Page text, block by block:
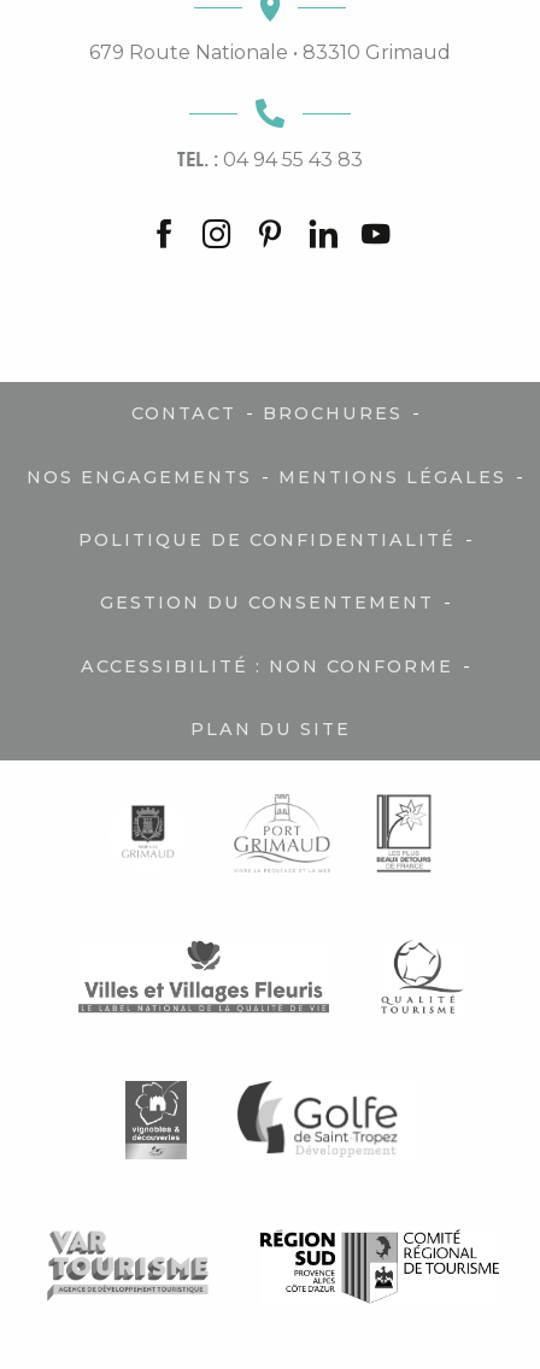
679 Route Nationale • 83310 Grimaud
TEL. : 04 94 55 43 83
CONTACT - BROCHURES -
NOS ENGAGEMENTS - MENTIONS LÉGALES -
POLITIQUE DE CONFIDENTIALITÉ -
GESTION DU CONSENTEMENT -
ACCESSIBILITÉ : NON CONFORME -
PLAN DU SITE